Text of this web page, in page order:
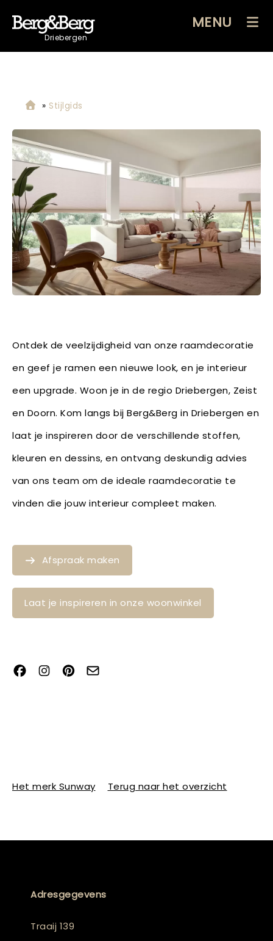
Driebergen
MENU
» Stijlgids
Ontdek de veelzijdigheid van onze raamdecoratie
en geef je ramen een nieuwe look, en je interieur
een upgrade. Woon je in de regio Driebergen, Zeist
en Doorn. Kom langs bij Berg&Berg in Driebergen en
laat je inspireren door de verschillende stoffen,
kleuren en dessins, en ontvang deskundig advies
van ons team om de ideale raamdecoratie te
vinden die jouw interieur compleet maken.
Afspraak maken
Laat je inspireren in onze woonwinkel
Het merk Sunway Terug naar het overzicht
Adresgegevens
Traaij 139